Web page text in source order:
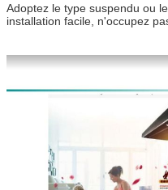
Adoptez le type suspendu ou
installation facile, n'occupez